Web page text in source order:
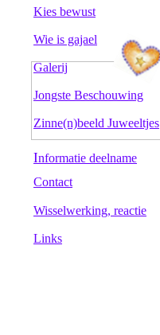
Kies bewust
Wie is gajael
Wisselwerking, reactie
Links
Galerij
Jongste Beschouwing
Zinne(n)beeld Juweeltjes
Contact
Informatie deelname